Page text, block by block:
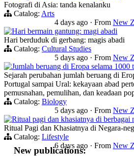
Fotografi di Asia: tanda kenalanku
Catalog: Arts
4 days ago · From New
Hari bermain gantung: magi abadi
Hari berduduk di gerbang: magis abadi
Catalog: Cultural Studies
5 days ago · From New
Jumlah beruang di Eropa selama 1000
Sejarah perubahan jumlah beruang di
Portugal sampai Ural: kekayaan abad
pemusnahan, pemulihan, dan keadaan
Catalog: Biology
5 days ago · From New
Ritual pagi dan khasiatnya di berbagai
Ritual Pagi dan Khasiatnya di Negara-
Catalog: Lifestyle
6 days ago · From New
New publications: